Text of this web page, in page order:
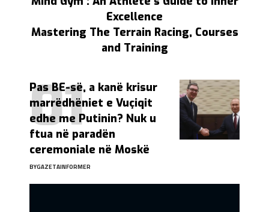
Excellence
Mastering The Terrain Racing, Courses
and Training
Pas BE-së, a kanë krisur
marrëdhëniet e Vuçiqit
edhe me Putinin? Nuk u
ftua në paradën
ceremoniale në Moskë
BYGAZETAINFORMER